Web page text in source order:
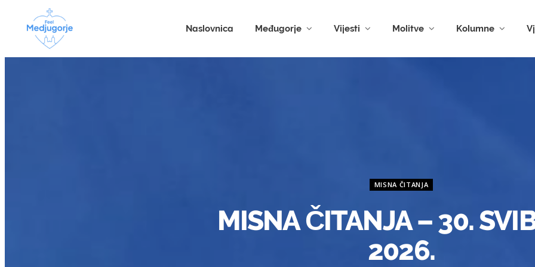
Naslovnica Međugorje Vijesti Molitve Kolumne
MISNA ČITANJA
MISNA ČITANJA – 30.
2026.